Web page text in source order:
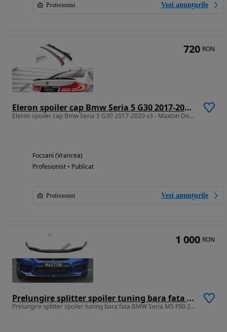
Profesionist Vezi anunțurile
Eleron spoiler cap Bmw Seria 5 G30 2017-2020 v3 - Maxton Design
Eleron spoiler cap Bmw Seria 5 G30 2017-2020 v3 - Maxton Design
Focsani (Vrancea)
Profesionist • Publicat
Profesionist Vezi anunțurile
720 RON
Prelungire splitter spoiler tuning bara fata BMW Seria M5 F90 2017- v1
Prelungire splitter spoiler tuning bara fata BMW Seria M5 F90 2017- v1
1 000 RON